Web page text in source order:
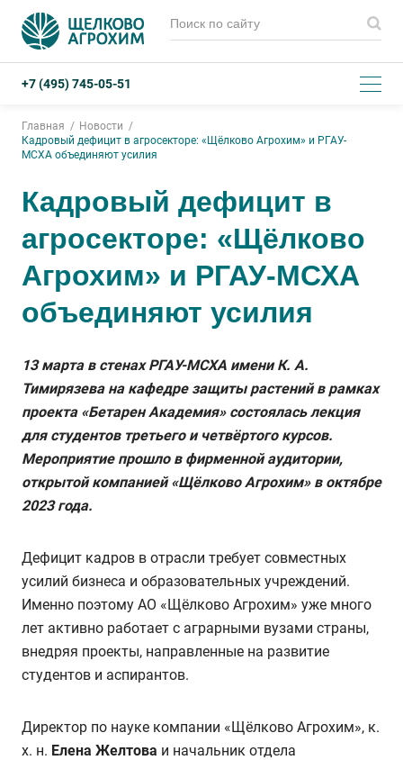
+7 (495) 745-05-51
Главная
Новости
Кадровый дефицит в агросекторе: «Щёлково Агрохим» и РГАУ-
МСХА объединяют усилия
Кадровый дефицит в
агросекторе: «Щёлково
Агрохим» и РГАУ-МСХА
объединяют усилия
13 марта в стенах РГАУ-МСХА имени К. А.
Тимирязева на кафедре защиты растений в рамках
проекта «Бетарен Академия» состоялась лекция
для студентов третьего и четвёртого курсов.
Мероприятие прошло в фирменной аудитории,
открытой компанией «Щёлково Агрохим» в октябре
2023 года.
Дефицит кадров в отрасли требует совместных
усилий бизнеса и образовательных учреждений.
Именно поэтому АО «Щёлково Агрохим» уже много
лет активно работает с аграрными вузами страны,
внедряя проекты, направленные на развитие
студентов и аспирантов.
Директор по науке компании «Щёлково Агрохим», к.
х. н. Елена Желтова и начальник отдела